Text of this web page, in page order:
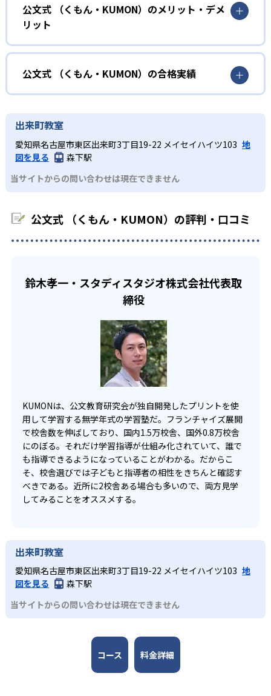
しさを経験できる。
ルステップで進んでいけるよう工夫されている。このスタ
イルは子どもの学習意欲をかき立てるため、教えてもらう
という受け身の姿勢ではなく、自ら進んで学ぶ姿勢を身に
つけられるだろう。
また、自学学習スタイルで学ぶ子どもたちは、自らの学習
課題に気がつくようになる。学年を超えた範囲も学習でき
るため、早い時期から高校教材に進む生徒もいる。
03 フレキシブルな受講スタイル
でも週2回受講できる。そのため、部活や他の習い事で忙し
らのオンライン受講と通室を組み合わせることも可能だ。
小学校に入る準備をしたい幼児向け
KUMONでは細かいステップに分かれた教材で、わかる楽し
さを経験しながら無理なく力を高めていける。
性格や学習への取り組み姿勢に合わせて内容も調整するた
め、小学校に入ってもつまずきにくい学力を身につけられ
るだろう。
中学に向けて苦手教科を克服したい子ども向け
KUMONでは経験豊富な先生が、子どものやる気を引き出せ
るよう適切なヒントを与えたり、声かけをしたりしてい
少しずつ苦手意識を克服できるだろう。
部活や習い事と両立したい生徒向け
KUMONでは、一人ひとりの学習状況やスケジュールに合わ
宿題の量や進め方に関しては、いつでも気軽に相談可能
だ。
公文式 （くもん・KUMON）のメリット・デメ
リット
どんなメリットがある？
KUMONでは自学自習スタイルで勉強するため、集中力や目
標に向かって頑張りやり抜く力を育むことができる。ま
た、年齢や学年にとらわれずに自分の学力に相応したレベ
ルから学習できるため、難しすぎてやる気を損ねたり、簡
単すぎて退屈することもない。
どんなデメリットがある？
KUMONでは、中高生のクラスでも数学・英語・国語の3教
科に限られるため、その他の教科に関しては他塾を検討す
る必要があるだろう。
公文式 （くもん・KUMON）の合格実績
KUMONは、公式サイトでは合格実績は公開していない。志
わせたい。
出来町教室
愛知県名古屋市東区出来町3丁目19-22 メイセイハイツ103 地
図を見る
森下駅
当サイトからの問い合わせは現在できません
公文式 （くもん・KUMON）の評判・口コミ
鈴木孝一・スタディスタジオ株式会社代表取
締役
KUMONは、公文教育研究会が独自開発したプリントを使
用して学習する無学年式の学習塾だ。フランチャイズ展開
で校舎数を伸ばしており、国内1.5万校舎、国外0.8万校舎
にのぼる。それだけ学習指導が仕組み化されていて、誰で
も指導できるようになっていることがわかる。だからこ
そ、校舎選びでは子どもと指導者の相性をきちんと確認す
べきである。近所に2校舎ある場合も多いので、両方見学
してみることをオススメする。
出来町教室
愛知県名古屋市東区出来町3丁目19-22 メイセイハイツ103 地
図を見る
森下駅
当サイトからの問い合わせは現在できません
コース 料金詳細